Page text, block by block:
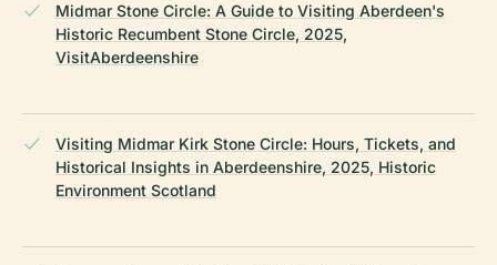
Midmar Stone Circle: A Guide to Visiting Aberdeen's
Historic Recumbent Stone Circle, 2025,
VisitAberdeenshire
Visiting Midmar Kirk Stone Circle: Hours, Tickets, and
Historical Insights in Aberdeenshire, 2025, Historic
Environment Scotland